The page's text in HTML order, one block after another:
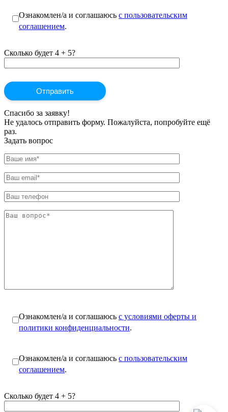
Ознакомлен/а и соглашаюсь с пользовательским
соглашением.
Сколько будет 4 + 5?
Спасибо за заявку!
Не удалось отправить форму. Пожалуйста, попробуйте ещё
раз.
Задать вопрос
Ознакомлен/а и соглашаюсь с условиями оферты и
политики конфиденциальности.
Ознакомлен/а и соглашаюсь с пользовательским
соглашением.
Сколько будет 4 + 5?